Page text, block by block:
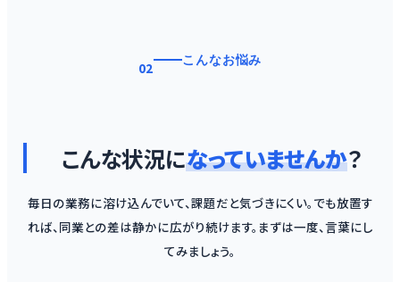
02
こんなお悩み
こんな状況になっていませんか？
毎日の業務に溶け込んでいて、課題だと気づきにくい。でも放置す
れば、同業との差は静かに広がり続けます。まずは一度、言葉にし
てみましょう。